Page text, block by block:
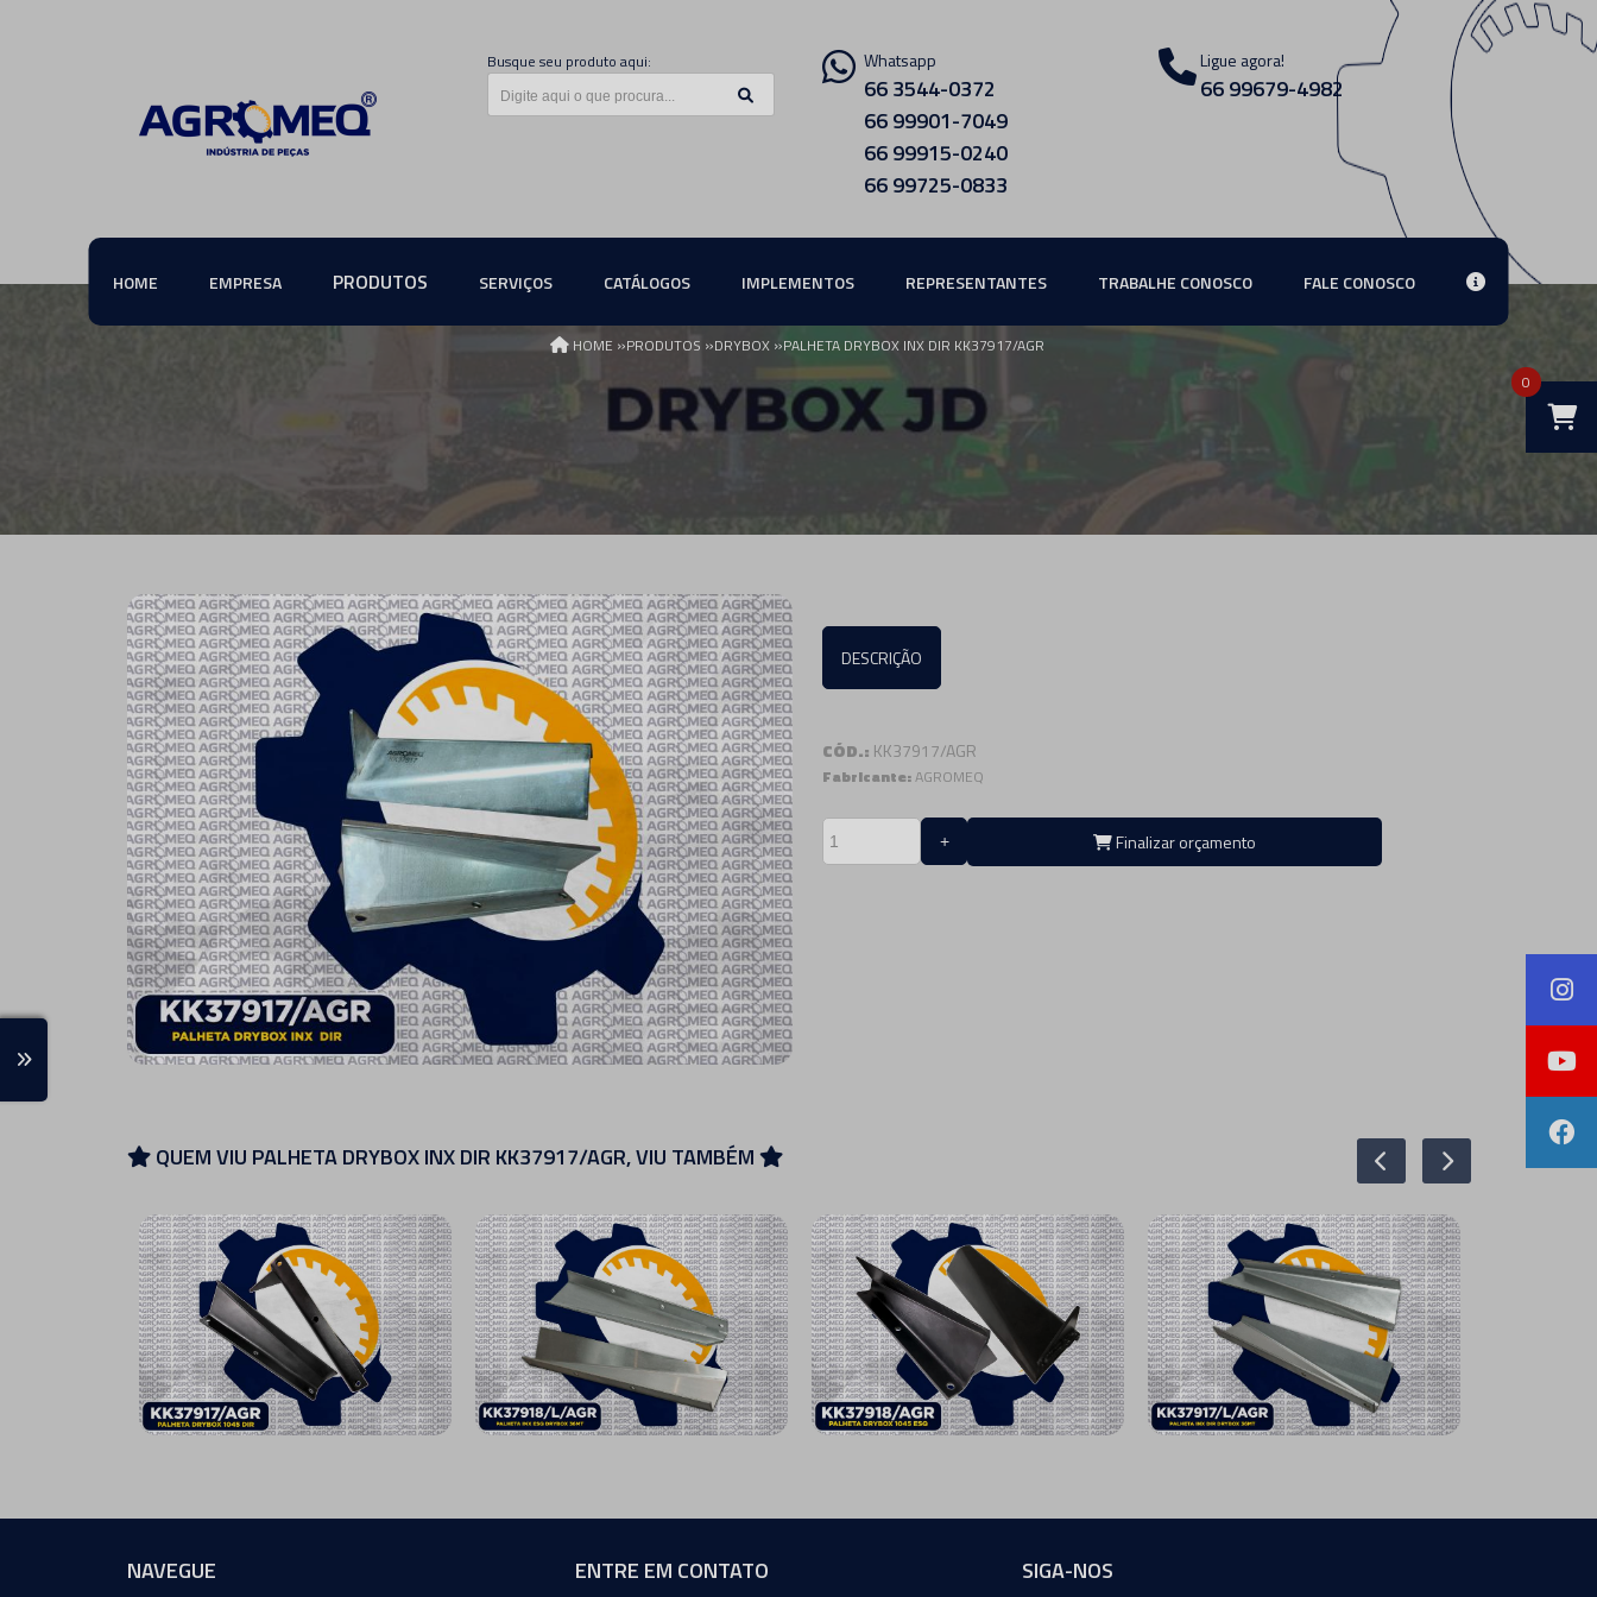
Busque seu produto aqui: Whatsapp
66 3544-0372
66 99901-7049
66 99915-0240
66 99725-0833
Ligue agora!
66 99679-4982
HOME EMPRESA PRODUTOS SERVIÇOS CATÁLOGOS IMPLEMENTOS REPRESENTANTES TRABALHE CONOSCO FALE CONOSCO
0
HOME »PRODUTOS »DRYBOX »PALHETA DRYBOX INX DIR KK37917/AGR
DESCRIÇÃO
CÓD.: KK37917/AGR
Fabricante:AGROMEQ
Finalizar orçamento
QUEM VIU PALHETA DRYBOX INX DIR KK37917/AGR, VIU TAMBÉM
NAVEGUE ENTRE EM CONTATO SIGA-NOS